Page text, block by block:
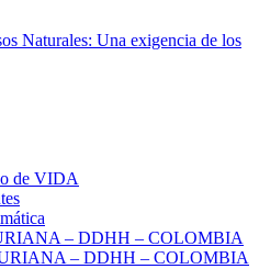
Naturales: Una exigencia de los
de VIDA
– DDHH – COLOMBIA
– DDHH – COLOMBIA